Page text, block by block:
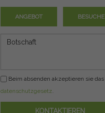
ANGEBOT BESUCHE
Beim absenden akzeptieren sie das
datenschutzgesetz
KONTAKTIEREN